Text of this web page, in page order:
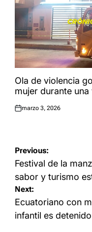
Ola de violencia
mujer durante una
Publicado
marzo 3, 2026
Navegación
de
entradas
Previous:
Festival de la
sabor y turismo
Next:
Ecuatoriano con
infantil es